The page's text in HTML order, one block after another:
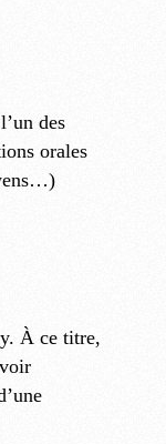
des
orales
À ce titre,